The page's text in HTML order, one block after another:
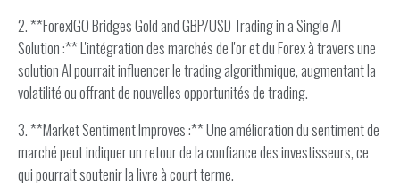
2. **ForexIGO Bridges Gold and GBP/USD Trading in a Single AI
Solution :** L'intégration des marchés de l'or et du Forex à travers une
solution AI pourrait influencer le trading algorithmique, augmentant la
volatilité ou offrant de nouvelles opportunités de trading.
3. **Market Sentiment Improves :** Une amélioration du sentiment de
marché peut indiquer un retour de la confiance des investisseurs, ce
qui pourrait soutenir la livre à court terme.